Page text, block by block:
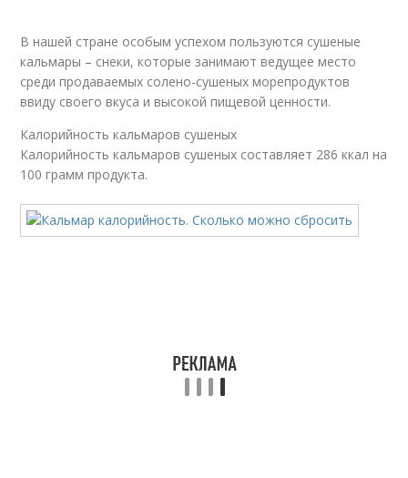
В нашей стране особым успехом пользуются сушеные
кальмары – снеки, которые занимают ведущее место
среди продаваемых солено-сушеных морепродуктов
ввиду своего вкуса и высокой пищевой ценности.
Калорийность кальмаров сушеных
Калорийность кальмаров сушеных составляет 286 ккал на
100 грамм продукта.